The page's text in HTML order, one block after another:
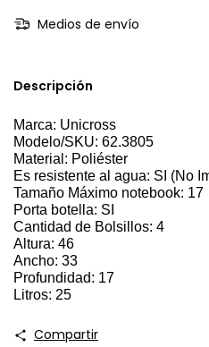
Medios de envío
Descripción
Marca: Unicross
Modelo/SKU: 62.3805
Material: Poliéster
Es resistente al agua: SI (No
Tamaño Máximo notebook: 17
Porta botella: SI
Cantidad de Bolsillos: 4
Altura: 46
Ancho: 33
Profundidad: 17
Litros: 25
Compartir